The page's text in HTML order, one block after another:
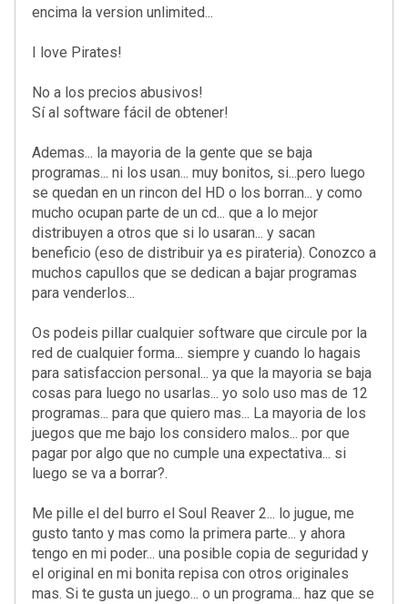
encima la version unlimited...
I love Pirates!
No a los precios abusivos!
Sí al software fácil de obtener!
Ademas... la mayoria de la gente que se baja
programas... ni los usan... muy bonitos, si...pero luego
se quedan en un rincon del HD o los borran... y como
mucho ocupan parte de un cd... que a lo mejor
distribuyen a otros que si lo usaran... y sacan
beneficio (eso de distribuir ya es pirateria). Conozco a
muchos capullos que se dedican a bajar programas
para venderlos...
Os podeis pillar cualquier software que circule por la
red de cualquier forma... siempre y cuando lo hagais
para satisfaccion personal... ya que la mayoria se baja
cosas para luego no usarlas... yo solo uso mas de 12
programas... para que quiero mas... La mayoria de los
juegos que me bajo los considero malos... por que
pagar por algo que no cumple una expectativa... si
luego se va a borrar?.
Me pille el del burro el Soul Reaver 2... lo jugue, me
gusto tanto y mas como la primera parte... y ahora
tengo en mi poder... una posible copia de seguridad y
el original en mi bonita repisa con otros originales
mas. Si te gusta un juego... o un programa... haz que se